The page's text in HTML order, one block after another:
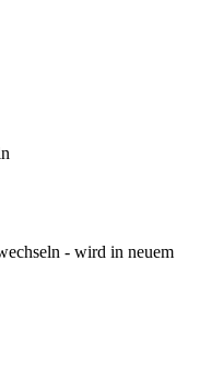
- wird in neuem